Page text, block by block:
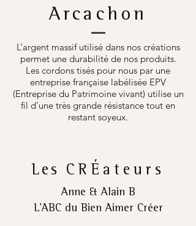
Arcachon
L’argent massif utilisé dans nos créations
permet une durabilité de nos produits.
Les cordons tisés pour nous par une
entreprise française labélisée EPV
(Entreprise du Patrimoine vivant) utilise un
fil d’une très grande résistance tout en
restant soyeux.
Les CRÉateurs
Anne & Alain B
L’ABC du Bien Aimer Créer